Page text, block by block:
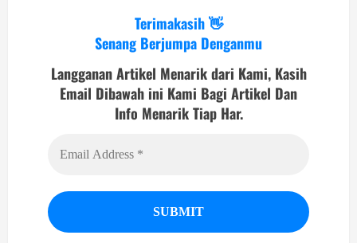
Terimakasih 👋
Senang Berjumpa Denganmu
Langganan Artikel Menarik dari Kami, Kasih
Email Dibawah ini Kami Bagi Artikel Dan
Info Menarik Tiap Har.